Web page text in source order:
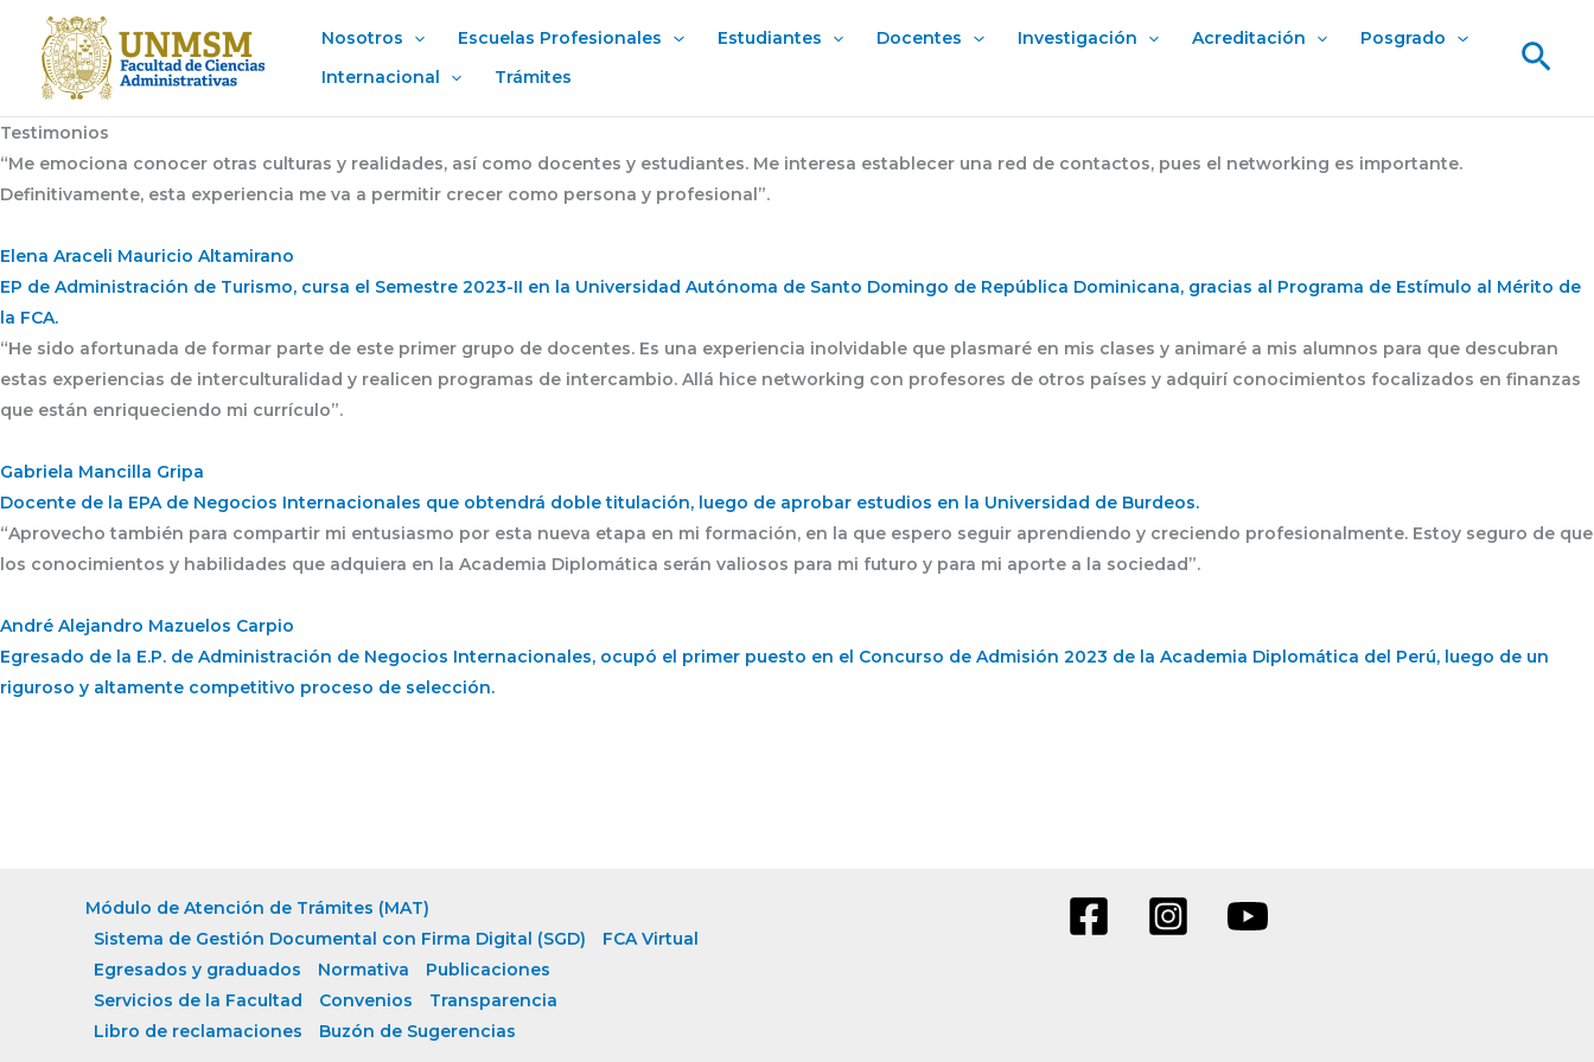
contenido
Nosotros Escuelas Profesionales Estudiantes Docentes Investigación Acreditación
Posgrado
Internacional
Trámites
Testimonios
“Me emociona conocer otras culturas y realidades, así como docentes y estudiantes. Me interesa establecer una red de contactos, pues el networking es importante.
Definitivamente, esta experiencia me va a permitir crecer como persona y profesional”.
Elena Araceli Mauricio Altamirano
EP de Administración de Turismo, cursa el Semestre 2023-II en la Universidad Autónoma de Santo Domingo de República Dominicana, gracias al Programa de Estímulo al Mérito de
la FCA.
“He sido afortunada de formar parte de este primer grupo de docentes. Es una experiencia inolvidable que plasmaré en mis clases y animaré a mis alumnos para que descubran
estas experiencias de interculturalidad y realicen programas de intercambio. Allá hice networking con profesores de otros países y adquirí conocimientos focalizados en finanzas
que están enriqueciendo mi currículo”.
Gabriela Mancilla Gripa
Docente de la EPA de Negocios Internacionales que obtendrá doble titulación, luego de aprobar estudios en la Universidad de Burdeos.
“Aprovecho también para compartir mi entusiasmo por esta nueva etapa en mi formación, en la que espero seguir aprendiendo y creciendo profesionalmente. Estoy seguro de que
los conocimientos y habilidades que adquiera en la Academia Diplomática serán valiosos para mi futuro y para mi aporte a la sociedad”.
André Alejandro Mazuelos Carpio
Egresado de la E.P. de Administración de Negocios Internacionales, ocupó el primer puesto en el Concurso de Admisión 2023 de la Academia Diplomática del Perú, luego de un
riguroso y altamente competitivo proceso de selección.
Módulo de Atención de Trámites (MAT)
Sistema de Gestión Documental con Firma Digital (SGD)
FCA Virtual
Egresados y graduados
Normativa
Publicaciones
Servicios de la Facultad
Convenios
Transparencia
Libro de reclamaciones
Buzón de Sugerencias